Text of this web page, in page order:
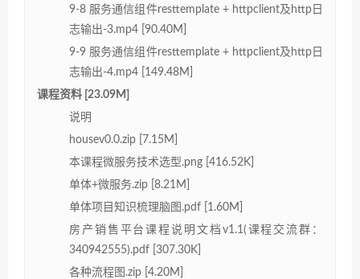
9-8 服务通信组件resttemplate + httpclient及http日
志输出-3.mp4 [90.40M]
9-9 服务通信组件resttemplate + httpclient及http日
志输出-4.mp4 [149.48M]
课程资料 [23.09M]
说明
housev0.0.zip [7.15M]
本课程微服务技术选型.png [416.52K]
单体+微服务.zip [8.21M]
单体项目知识梳理脑图.pdf [1.60M]
房产销售平台课程说明文档v1.1(课程交流群：
340942555).pdf [307.30K]
各种流程图.zip [4.20M]